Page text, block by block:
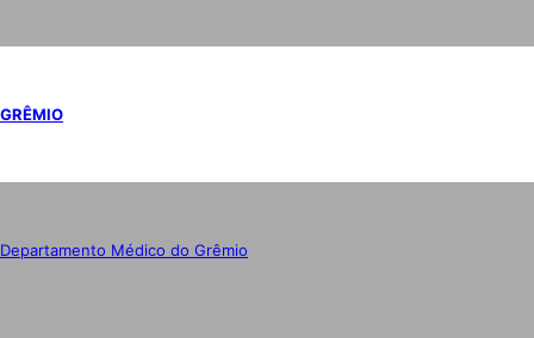
GRÊMIO
Departamento Médico do Grêmio